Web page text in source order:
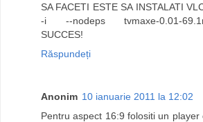
SA FACETI ESTE SA INSTALATI
-i --nodeps tvmaxe-0.01-
SUCCES!
Răspundeți
Anonim 10 ianuarie 2011 la 12:02
Pentru aspect 16:9 folositi un